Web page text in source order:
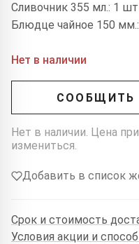
Сливочник 355 мл.: 1 шт
Блюдце чайное 150
Нет в наличии
СООБЩИТЬ
Нет в наличии. Цена
измениться.
Добавить в список
Срок и стоимость
Условия акции и